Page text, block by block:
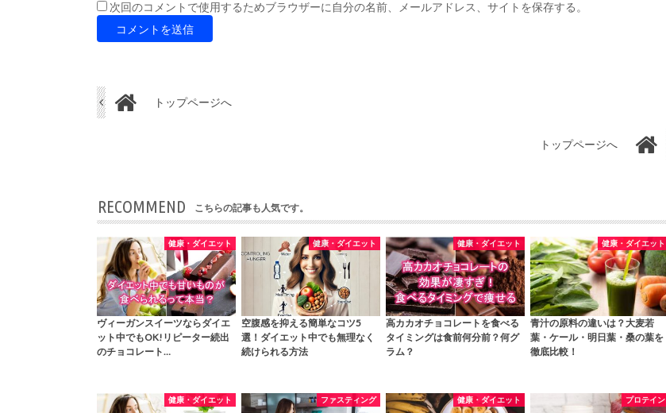
次回のコメントで使用するためブラウザーに自分の名前、メールアドレス、サイトを保存する。
トップページへ
トップページへ
RECOMMEND こちらの記事も人気です。
健康・ダイエット
ヴィーガンスイーツならダイエ
ット中でもOK!リピーター続出
のチョコレート…
健康・ダイエット
空腹感を抑える簡単なコツ5
選！ダイエット中でも無理なく
続けられる方法
健康・ダイエット
高カカオチョコレートを食べる
タイミングは食前何分前？何グ
ラム？
健康・ダイエット
青汁の原料の違いは？大麦若
葉・ケール・明日葉・桑の葉を
徹底比較！
健康・ダイエット ファスティング 健康・ダイエット プロテイン